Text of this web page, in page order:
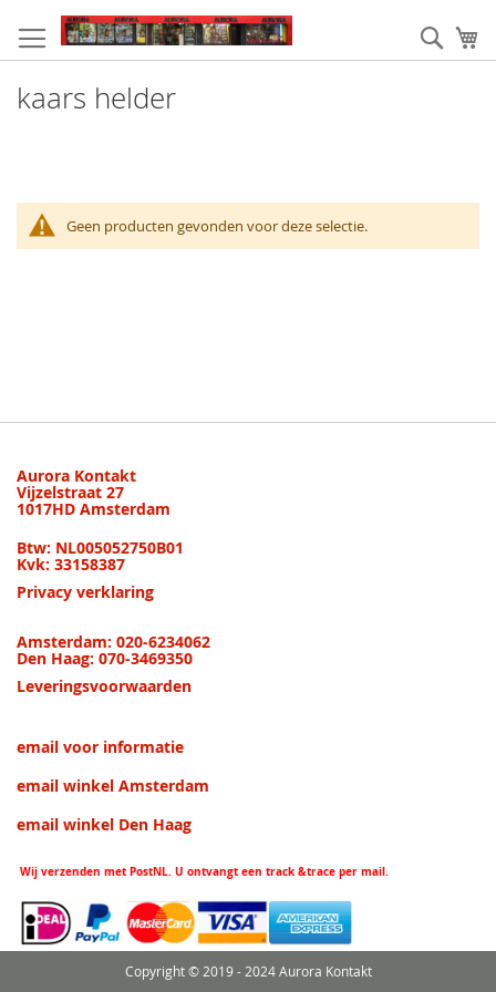
naar
de
Zoek
kaars helder
Geen producten gevonden voor deze selectie.
Aurora Kontakt
Vijzelstraat 27
1017HD Amsterdam
Btw: NL005052750B01
Kvk: 33158387
Privacy verklaring
Amsterdam: 020-6234062
Den Haag: 070-3469350
Leveringsvoorwaarden
email voor informatie
email winkel Amsterdam
email winkel Den Haag
Wij verzenden met PostNL. U ontvangt een track &trace per mail.
Copyright © 2019 - 2024 Aurora Kontakt